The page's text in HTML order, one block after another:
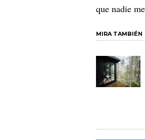
que nadie
MIRA TAMBIÉN